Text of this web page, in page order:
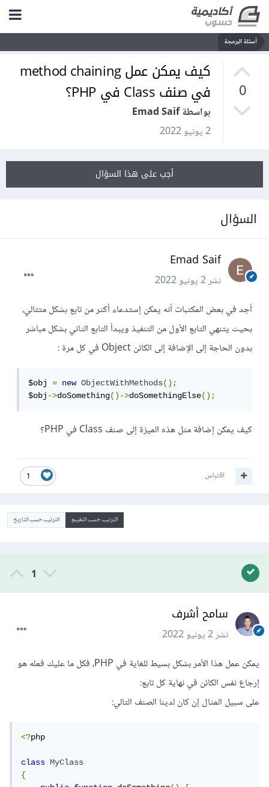
أسئلة البرمجة
0
كيف يمكن عمل method chaining
في صنف Class في PHP؟
بواسطة Emad Saif
2 يونيو 2022
أجب على هذا السؤال
السؤال
Emad Saif
نشر2 يونيو 2022
أجد في بعض المكتبات أنه يمكن إستدعاء أكثر من تابع بشكل متتالي،
بحيث يتنهي التابع الأول من التنفيذ ويبدأ التابع الثاني بشكل مباشر
بدون الحاجة إلى الإضافة إلى الكائن Object في كل مرة :
$obj = new ObjectWithMethods();
$obj->doSomething()->doSomethingElse();
كيف يمكن إضافة مثل هذه الميزة إلى صنف Class في PHP؟
1 اقتباس
الترتيب حسب التقييم الترتيب حسب التاريخ
1
سامح أشرف
نشر2 يونيو 2022
يمكن عمل هذا الأمر بشكل بسيط للغاية في PHP، فكل ما عليك فعله هو
إرجاع نفس الكائن في نهاية كل تابع:
على سبيل المثال إن كان لدينا الصنف التالي:
<?php
class
MyClass
{